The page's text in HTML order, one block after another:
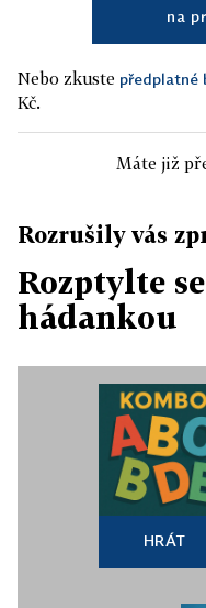
na
Nebo zkuste předplatné
Kč.
Máte již
Rozrušily vás
Rozptylte
hádankou
HRÁT